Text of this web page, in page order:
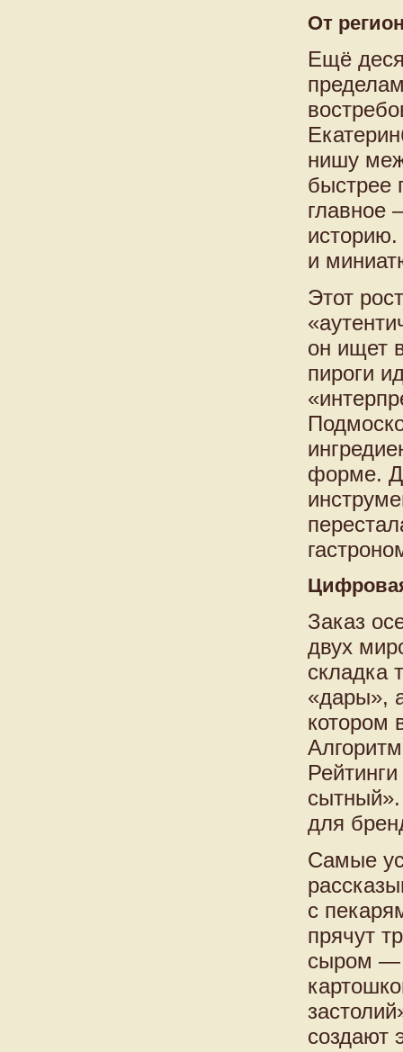
От
Ещё
нишу
быстрее
главное
и
Этот
он ищет
пироги
форме.
Заказ
двух
складка
«дары»,
котором
для
Самые
с
прячут
сыром —
создают